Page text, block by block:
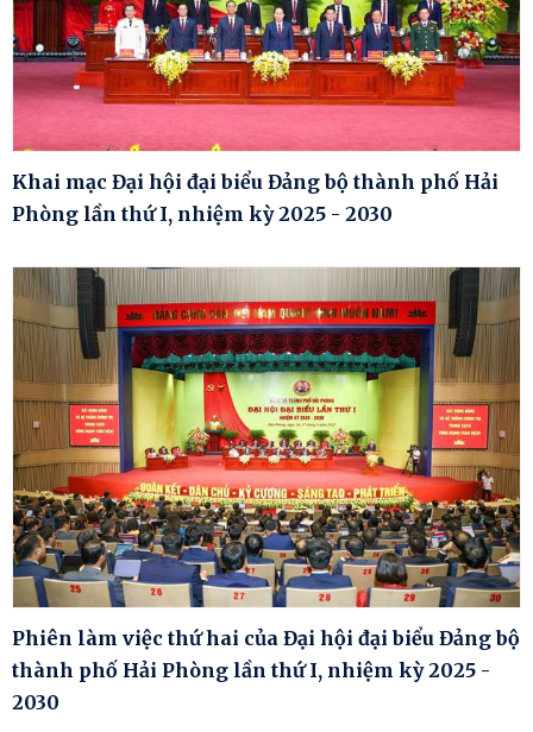
Khai mạc Đại hội đại biểu Đảng bộ thành phố Hải
Phòng lần thứ I, nhiệm kỳ 2025 - 2030
Phiên làm việc thứ hai của Đại hội đại biểu Đảng bộ
thành phố Hải Phòng lần thứ I, nhiệm kỳ 2025 -
2030